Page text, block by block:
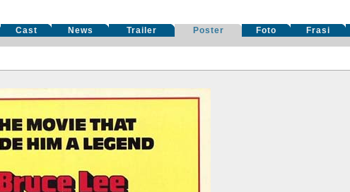
Cast News Trailer Poster Foto Frasi